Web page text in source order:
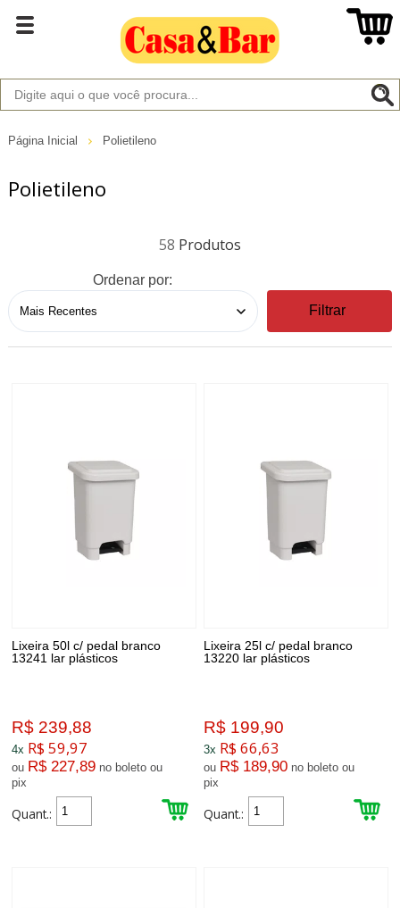
Página Inicial Polietileno
Polietileno
58
Ordenar por:
Filtrar
Lixeira 50l c/ pedal branco
13241 lar plásticos
R$ 239,88
4x R$ 59,97
ou R$ 227,89 no boleto ou
pix
Quant.:
Lixeira 25l c/ pedal branco
13220 lar plásticos
R$ 199,90
3x R$ 66,63
ou R$ 189,90 no boleto ou
pix
Quant.: